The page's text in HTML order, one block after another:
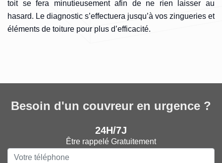
toit se fera minutieusement afin de ne rien laisser au
hasard. Le diagnostic s’effectuera jusqu’à vos zingueries et
éléments de toiture pour plus d’efficacité.
Besoin d'un couvreur en urgence ?
24H/7J
Être rappelé Gratuitement